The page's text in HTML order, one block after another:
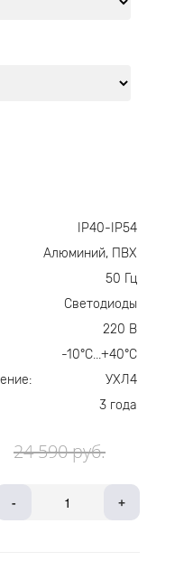
24 590 руб.
- +
IP40-IP54
Алюминий, ПВХ
50 Гц
Светодиоды
220 В
-10°С...+40°С
УХЛ4
3 года